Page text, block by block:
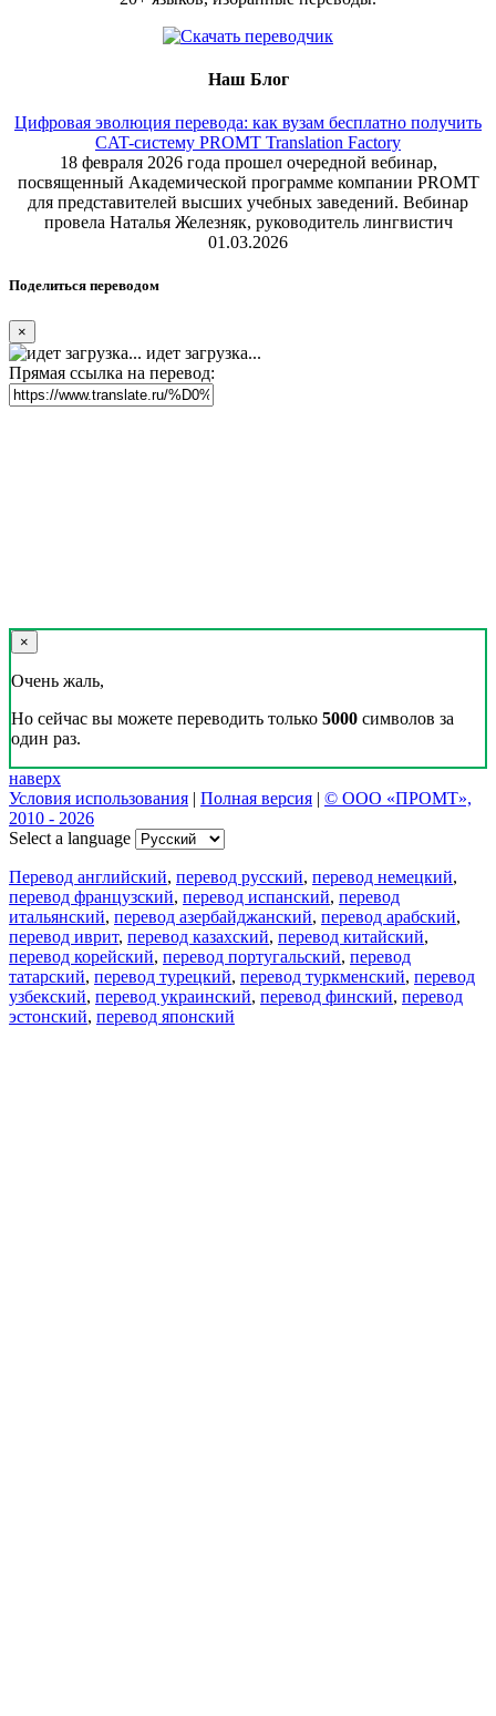
Наш Блог
Цифровая эволюция перевода: как вузам бесплатно получить
CAT-систему PROMT Translation Factory
18 февраля 2026 года прошел очередной вебинар,
посвященный Академической программе компании PROMT
для представителей высших учебных заведений. Вебинар
провела Наталья Железняк, руководитель лингвистич
01.03.2026
Поделиться переводом
×
идет загрузка...
Прямая ссылка на перевод:
×
Очень жаль,
Но сейчас вы можете переводить только 5000 символов за
один раз.
наверх
Условия использования | Полная версия | © ООО «ПРОМТ»,
2010 - 2026
Select a language
Перевод английский, перевод русский, перевод немецкий,
перевод французский, перевод испанский, перевод
итальянский, перевод азербайджанский, перевод арабский,
перевод иврит, перевод казахский, перевод китайский,
перевод корейский, перевод португальский, перевод
татарский, перевод турецкий, перевод туркменский, перевод
узбекский, перевод украинский, перевод финский, перевод
эстонский, перевод японский